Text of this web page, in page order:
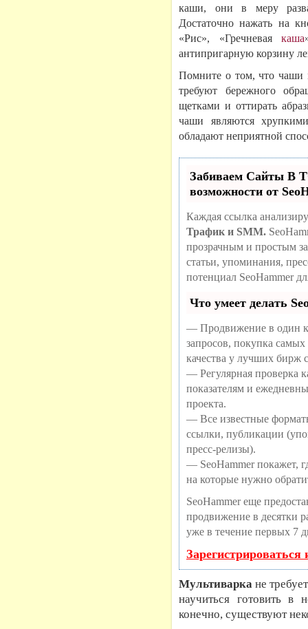
каши, они в меру
Достаточно нажать на
«Рис», «Гречневаякаша
антипригарную корзину
Помните о том, что чаши
требуют бережного
щетками и оттирать
чаши являются
обладают неприятной
Забиваем Сайты
возможности от
Каждая ссылка
Трафик и SMM.
прозрачным и простым
статьи, упоминания,
потенциал SeoHammer
Что умеет делать
— Продвижение в один
запросов, покупка
качества у лучших бирж
— Регулярная проверка
показателям и
проекта.
— Все известные
ссылки, публикации
пресс-релизы).
— SeoHammer покажет,
на которые нужно
SeoHammer еще
продвижение в десятки
уже в течение первых 7
Мультиварка не
научиться готовить
конечно, существуют